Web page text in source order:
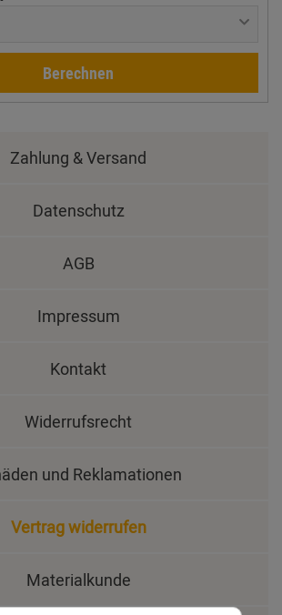
Berechnen
Zahlung & Versand
Datenschutz
AGB
Impressum
Kontakt
Widerrufsrecht
und Reklamationen
Vertrag widerrufen
Materialkunde